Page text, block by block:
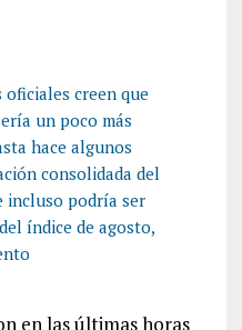
oficiales creen que
un poco más
hace algunos
consolidada del
incluso podría ser
índice de agosto,
en las últimas horas